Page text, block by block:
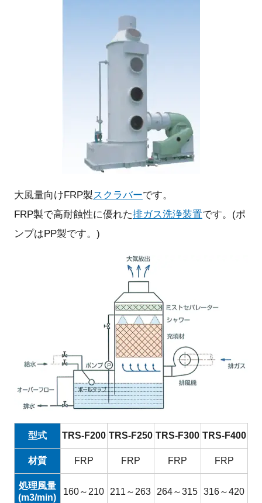
大風量向けFRP製スクラバーです。
FRP製で高耐蝕性に優れた排ガス洗浄装置です。(ポ
ンプはPP製です。)
型式 TRS-F200 TRS-F250 TRS-F300 TRS-F400
材質 FRP FRP FRP FRP
処理風量
(m3/min)
160～210 211～263 264～315 316～420